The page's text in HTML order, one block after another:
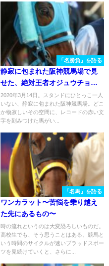
「名勝負」を語る
静寂に包まれた阪神競馬場で見
せた、絶対王者オジュウチョウ
サン衝撃の走り。 - 2020年・阪
神スプリングジャンプ
2020年3月14日。スタンドにひとっこ一人
いない、静寂に包まれた阪神競馬場。どこ
か物寂しいその空間に、レコードの赤い文
字を刻みつけた馬がい...
「名馬」を語る
ワンカラット〜苦悩を乗り越え
た先にあるもの〜
時の流れというのは大変恐ろしいものだ。
高校生でも、そう思うことはある。競馬と
いう時間のサイクルが速いブラッドスポー
ツを見続けていくと、さらに...